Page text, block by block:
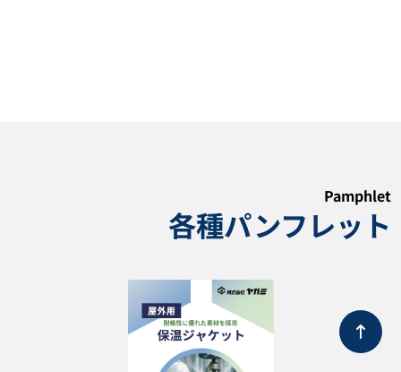
カタログダウンロード
Pamphlet
各種パンフレット